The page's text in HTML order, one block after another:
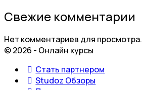
Свежие комментарии
Нет комментариев для просмотра.
© 2026 - Онлайн курсы
Стать партнером
Studoz Обзоры